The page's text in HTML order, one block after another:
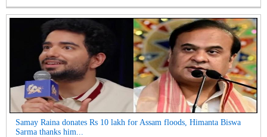
Samay Raina donates Rs 10 lakh for Assam floods, Himanta Biswa
Sarma thanks him...